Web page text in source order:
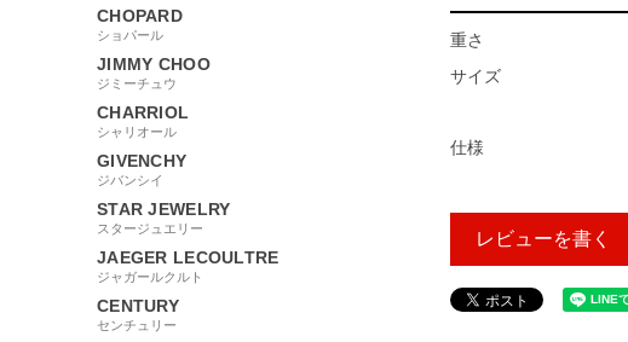
CHOPARD
ショパール
JIMMY CHOO
ジミーチュウ
CHARRIOL
シャリオール
GIVENCHY
ジバンシイ
STAR JEWELRY
スタージュエリー
JAEGER LECOULTRE
ジャガールクルト
CENTURY
センチュリー
重さ
サイズ
仕様
レビューを書く